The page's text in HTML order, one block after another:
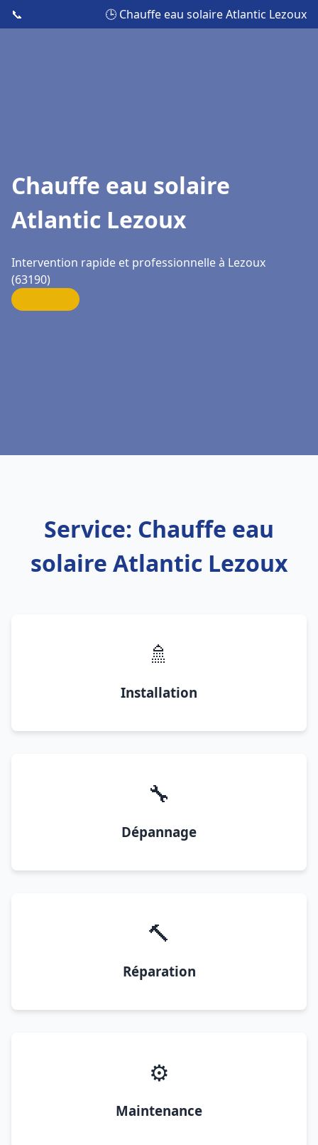
📞 🕒 Chauffe eau solaire Atlantic Lezoux
Chauffe eau solaire
Atlantic Lezoux
Intervention rapide et professionnelle à Lezoux
(63190)
Service: Chauffe eau
solaire Atlantic Lezoux
🚿
Installation
🔧
Dépannage
🔨
Réparation
⚙️
Maintenance